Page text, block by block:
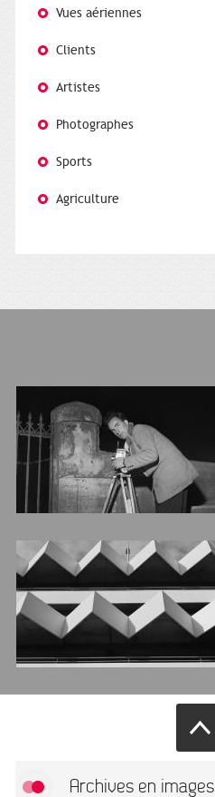
Vues aériennes
Clients
Artistes
Photographes
Sports
Agriculture
Archives en images